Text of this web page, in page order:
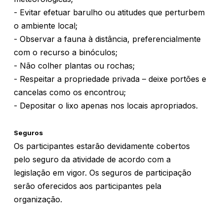
- Evitar efetuar barulho ou atitudes que perturbem
o ambiente local;
- Observar a fauna à distância, preferencialmente
com o recurso a binóculos;
- Não colher plantas ou rochas;
- Respeitar a propriedade privada – deixe portões e
cancelas como os encontrou;
- Depositar o lixo apenas nos locais apropriados.
Seguros
Os participantes estarão devidamente cobertos
pelo seguro da atividade de acordo com a
legislação em vigor. Os seguros de participação
serão oferecidos aos participantes pela
organização.